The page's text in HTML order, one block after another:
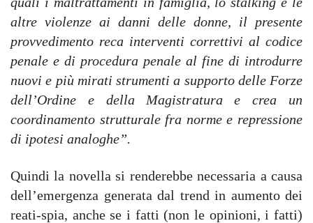
altre violenze ai danni delle donne, il presente
provvedimento reca interventi correttivi al codice
penale e di procedura penale al fine di introdurre
nuovi e più mirati strumenti a supporto delle Forze
dell’Ordine e della Magistratura e crea un
coordinamento strutturale fra norme e repressione
di ipotesi analoghe”.
Quindi la novella si renderebbe necessaria a causa
dell’emergenza generata dal trend in aumento dei
reati-spia, anche se i fatti (non le opinioni, i fatti)